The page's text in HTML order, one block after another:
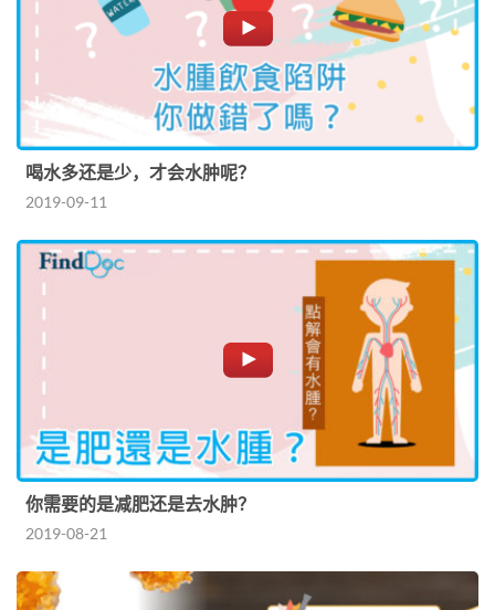
喝水多还是少，才会水肿呢？
2019-09-11
你需要的是减肥还是去水肿？
2019-08-21